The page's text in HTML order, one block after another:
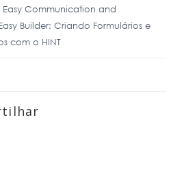
Communication and
Builder: Criando Formulários e
com o HINT